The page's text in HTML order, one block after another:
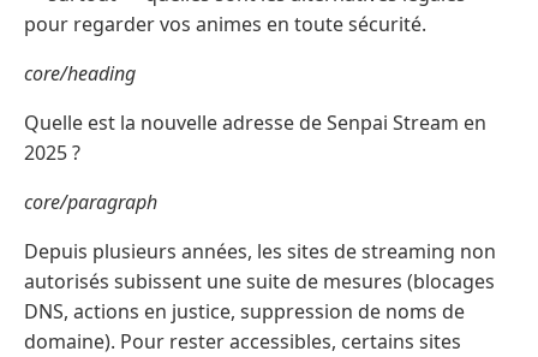
pour regarder vos animes en toute sécurité.
core/heading
Quelle est la nouvelle adresse de Senpai Stream en
2025 ?
core/paragraph
Depuis plusieurs années, les sites de streaming non
autorisés subissent une suite de mesures (blocages
DNS, actions en justice, suppression de noms de
domaine). Pour rester accessibles, certains sites